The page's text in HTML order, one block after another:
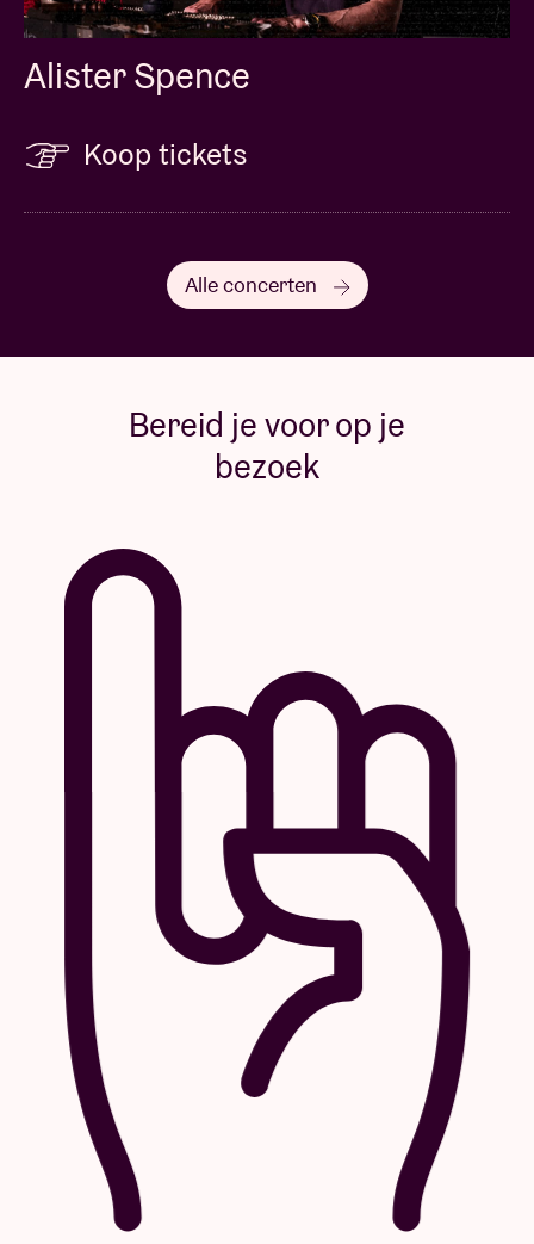
Alister Spence
Koop tickets
Alle concerten
Bereid je voor op je
bezoek